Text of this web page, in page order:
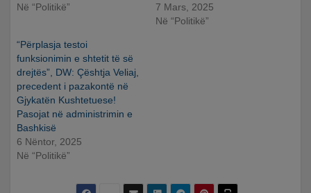
Në “Politikë”
7 Mars, 2025
Në “Politikë”
“Përplasja testoi
funksionimin e shtetit të së
drejtës”, DW: Çështja Veliaj,
precedent i pazakontë në
Gjykatën Kushtetuese!
Pasojat në administrimin e
Bashkisë
6 Nëntor, 2025
Në “Politikë”